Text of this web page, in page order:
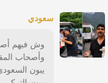
سعودي
وش فيهم
وأصحاب
يبون